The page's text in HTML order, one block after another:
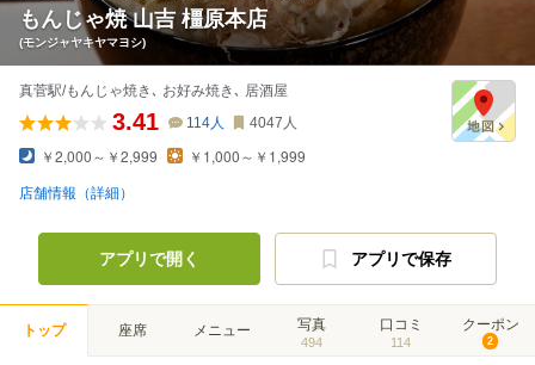
もんじゃ焼 山吉 橿原本店
(モンジャヤキヤマヨシ)
真菅駅/もんじゃ焼き､ お好み焼き､ 居酒屋
3.41 114人 4047 人
￥2,000～￥2,999 ￥1,000～￥1,999
店舗情報（詳細）
アプリで開く アプリで保存
トップ 座席 メニュー 写真
494
口コミ
114
クーポン
2